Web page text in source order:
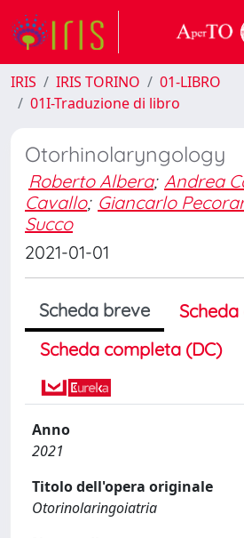
IRIS IRIS TORINO
01-LIBRO
01I-Traduzione di libro
Otorhinolaryngology
Roberto Albera; Andrea
Cavallo; Giancarlo
Succo
2021-01-01
Scheda breve
Scheda completa (DC)
Anno
2021
Titolo dell'opera originale
Otorinolaringoiatria